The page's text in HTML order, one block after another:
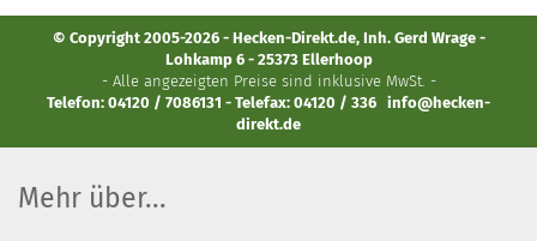
© Copyright 2005-2026 - Hecken-Direkt.de, Inh. Gerd Wrage -
Lohkamp 6 - 25373 Ellerhoop
- Alle angezeigten Preise sind inklusive MwSt. -
Telefon: 04120 / 7086131 - Telefax: 04120 / 336 info@hecken-
direkt.de
Mehr über...